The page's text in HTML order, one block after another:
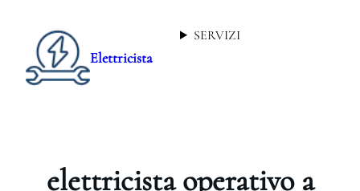
Elettricista
SERVIZI
elettricista operativo a